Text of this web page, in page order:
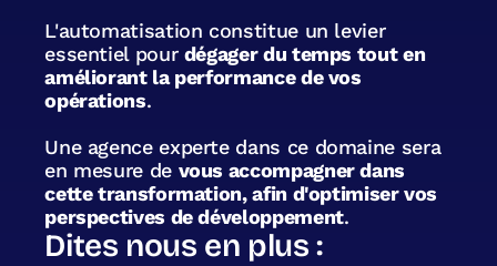
L'automatisation constitue un levier
essentiel pour dégager du temps tout en
améliorant la performance de vos
opérations.
Une agence experte dans ce domaine sera
en mesure de vous accompagner dans
cette transformation, afin d'optimiser vos
perspectives de développement.
Dites nous en plus :